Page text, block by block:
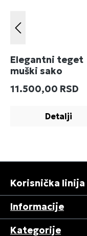
Elegantni teget
muški sako
Redovna cena:
11.500,00 RSD
Detalji
Korisnička linija
Informacije
Kategorije